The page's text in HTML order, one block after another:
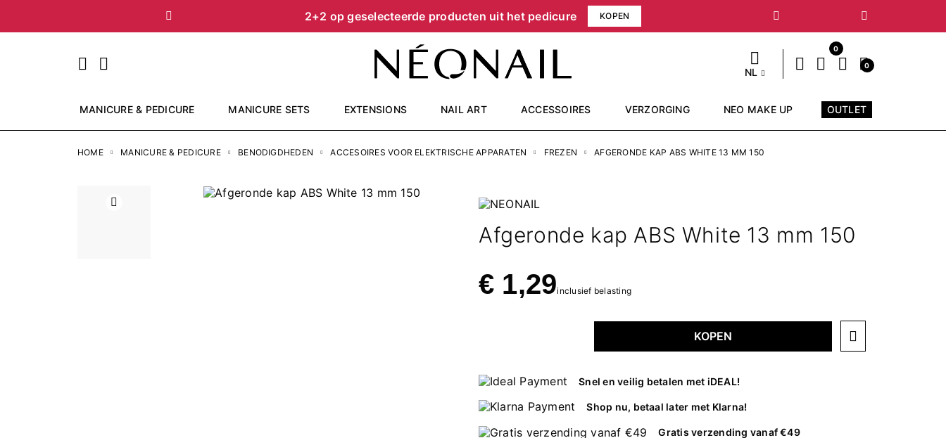
2+2 op geselecteerde producten uit het pedicure KOPEN
Vorige Volgende
NL
0
0
MANICURE & PEDICURE MANICURE SETS EXTENSIONS NAIL ART ACCESSOIRES VERZORGING NEO MAKE UP OUTLET
HOME MANICURE & PEDICURE BENODIGDHEDEN ACCESOIRES VOOR ELEKTRISCHE APPARATEN FREZEN AFGERONDE KAP ABS WHITE 13 MM 150
Vorige
Afgeronde kap ABS White 13 mm 150
€ 1,29inclusief belasting
KOPEN
Snel en veilig betalen met iDEAL!
Shop nu, betaal later met Klarna!
Gratis verzending vanaf €49